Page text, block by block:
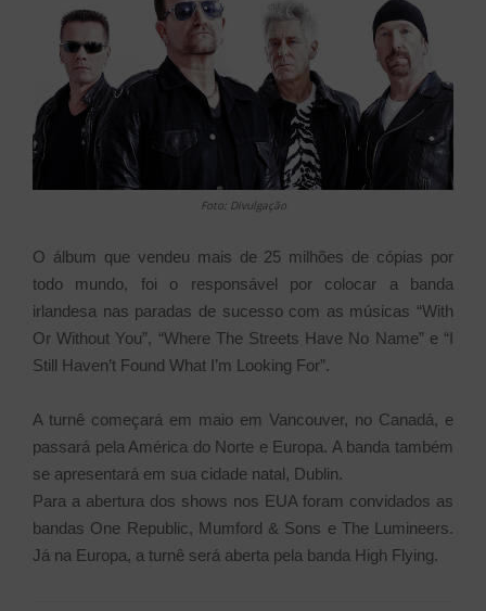
Foto: Divulgação
O álbum que vendeu mais de 25 milhões de cópias por
todo mundo, foi o responsável por colocar a banda
irlandesa nas paradas de sucesso com as músicas “With
Or Without You”, “Where The Streets Have No Name” e “I
Still Haven’t Found What I’m Looking For”.
A turnê começará em maio em Vancouver, no Canadá, e
passará pela América do Norte e Europa. A banda também
se apresentará em sua cidade natal, Dublin.
Para a abertura dos shows nos EUA foram convidados as
bandas One Republic, Mumford & Sons e The Lumineers.
Já na Europa, a turnê será aberta pela banda High Flying.